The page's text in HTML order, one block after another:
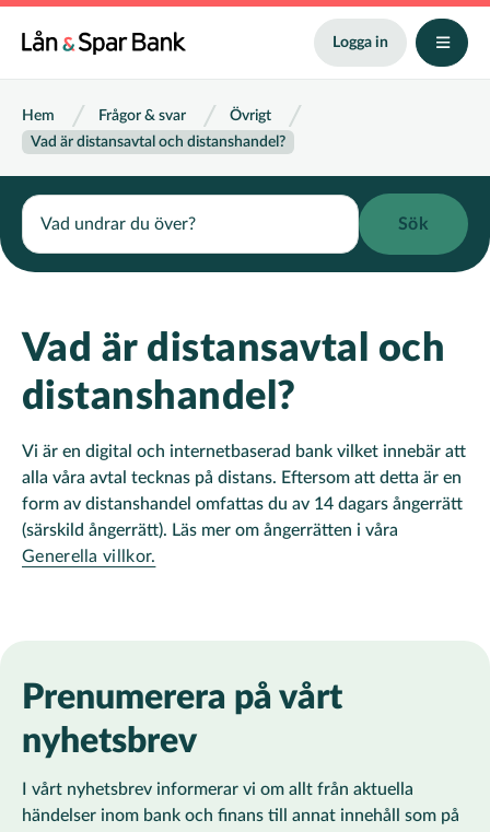
Hoppa
Logga in
Länkstig
Hem Frågor & svar
Övrigt
Vad är distansavtal och distanshandel?
Search
Vad är distansavtal och
distanshandel?
Vi är en digital och internetbaserad bank vilket innebär att
alla våra avtal tecknas på distans. Eftersom att detta är en
form av distanshandel omfattas du av 14 dagars ångerrätt
(särskild ångerrätt). Läs mer om ångerrätten i våra
Generella villkor.
Prenumerera på vårt
nyhetsbrev
I vårt nyhetsbrev informerar vi om allt från aktuella
händelser inom bank och finans till annat innehåll som på